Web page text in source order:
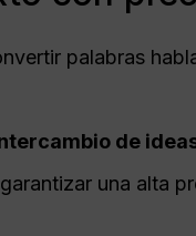
palabras
de
una alta